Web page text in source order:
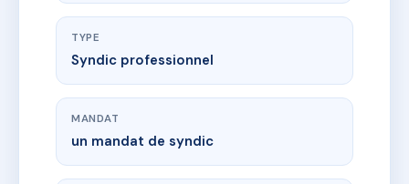
TYPE
Syndic professionnel
MANDAT
un mandat de syndic